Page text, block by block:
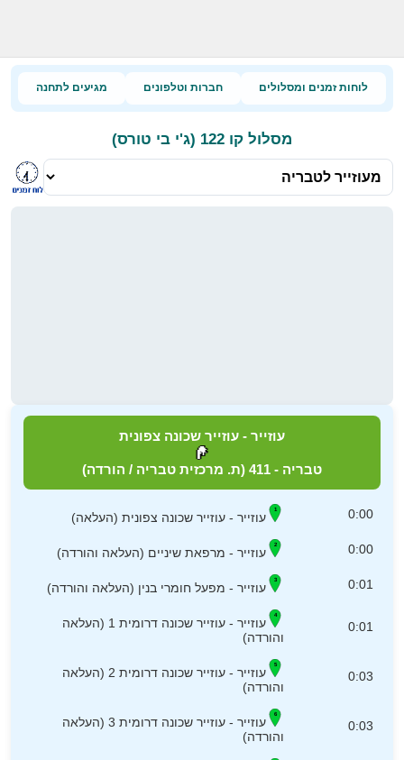
לוחות זמנים ומסלולים חברות וטלפונים מגיעים לתחנה
מסלול קו 122 (ג'י בי טורס)
עוזייר - עוזייר שכונה צפונית
טבריה - 411 (ת. מרכזית טבריה / הורדה)
0:00 עוזייר - עוזייר שכונה צפונית (העלאה)
0:00 עוזייר - מרפאת שיניים (העלאה והורדה)
0:01 עוזייר - מפעל חומרי בנין (העלאה והורדה)
0:01
עוזייר - עוזייר שכונה דרומית 1 (העלאה
והורדה)
0:03
עוזייר - עוזייר שכונה דרומית 2 (העלאה
והורדה)
0:03
עוזייר - עוזייר שכונה דרומית 3 (העלאה
והורדה)